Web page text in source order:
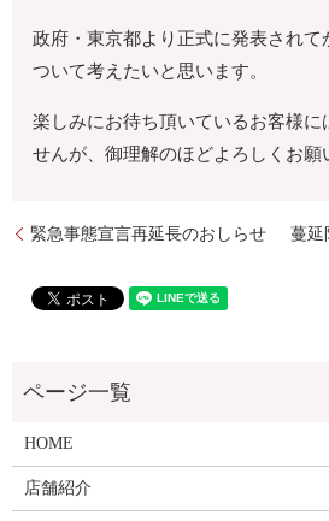
政府・東京都より正式に発表されて
ついて考えたいと思います。
楽しみにお待ち頂いているお客様に
せんが、御理解のほどよろしくお願
緊急事態宣言再延長のおしらせ 蔓延
HOME
店舗紹介